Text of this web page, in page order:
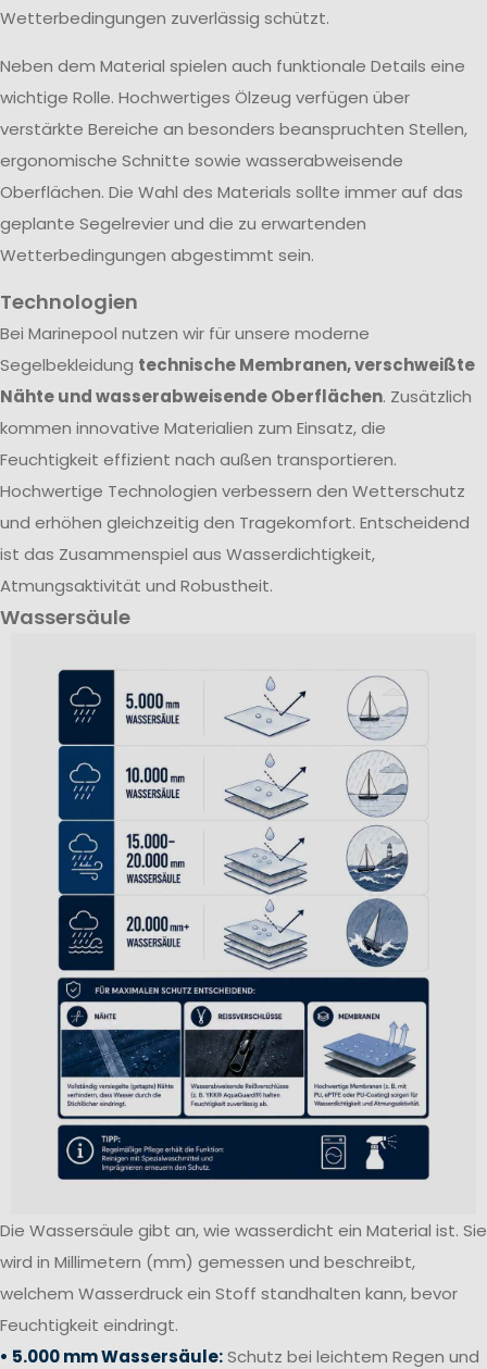
Wetterbedingungen zuverlässig schützt.
Neben dem Material spielen auch funktionale Details eine
wichtige Rolle. Hochwertiges Ölzeug verfügen über
verstärkte Bereiche an besonders beanspruchten Stellen,
ergonomische Schnitte sowie wasserabweisende
Oberflächen. Die Wahl des Materials sollte immer auf das
geplante Segelrevier und die zu erwartenden
Wetterbedingungen abgestimmt sein.
Technologien
Bei Marinepool nutzen wir für unsere moderne
Segelbekleidung technische Membranen, verschweißte
Nähte und wasserabweisende Oberflächen. Zusätzlich
kommen innovative Materialien zum Einsatz, die
Feuchtigkeit effizient nach außen transportieren.
Hochwertige Technologien verbessern den Wetterschutz
und erhöhen gleichzeitig den Tragekomfort. Entscheidend
ist das Zusammenspiel aus Wasserdichtigkeit,
Atmungsaktivität und Robustheit.
Wassersäule
Die Wassersäule gibt an, wie wasserdicht ein Material ist. Sie
wird in Millimetern (mm) gemessen und beschreibt,
welchem Wasserdruck ein Stoff standhalten kann, bevor
Feuchtigkeit eindringt.
• 5.000 mm Wassersäule:Schutz bei leichtem Regen und